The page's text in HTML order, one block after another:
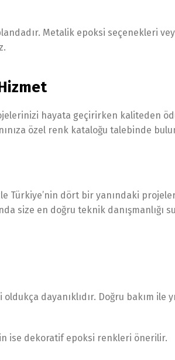
Metalik epoksi seçenekleri
hayata geçirirken kaliteden
özel renk kataloğu talebinde
Türkiye’nin dört bir yanındaki
size en doğru teknik danışmanlığı
dayanıklıdır. Doğru bakım ile
ise dekoratif epoksi renkleri önerilir.